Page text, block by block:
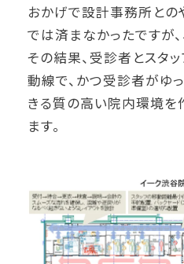
おかげで設計事務所との
では済まなかったですが、、
その結果、受診者とスタ
動線で、かつ受診者がゆ
きる質の高い院内環境を
ます。